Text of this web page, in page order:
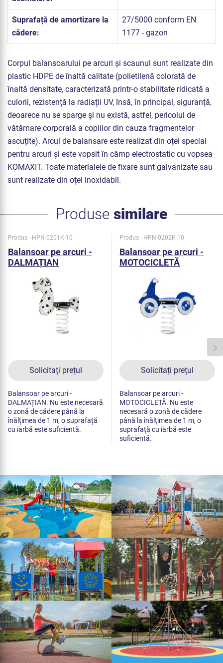
Suprafață de amortizare la
cădere:
27/5000 conform EN
1177 - gazon
Corpul balansoarului pe arcuri și scaunul sunt realizate din
plastic HDPE de înaltă calitate (polietilenă colorată de
înaltă densitate, caracterizată printr-o stabilitate ridicată a
culorii, rezistență la radiații UV, însă, în principal, siguranță,
deoarece nu se sparge și nu există, astfel, pericolul de
vătămare corporală a copiilor din cauza fragmentelor
ascuțite). Arcul de balansare este realizat din oțel special
pentru arcuri și este vopsit în câmp electrostatic cu vopsea
KOMAXIT. Toate materialele de fixare sunt galvanizate sau
sunt realizate din oțel inoxidabil.
Produse similare
Produs - HPN-0201K-10
Balansoar pe arcuri -
DALMAȚIAN
Solicitați prețul
Balansoar pe arcuri -
DALMAȚIAN. Nu este necesară
o zonă de cădere până la
înălțimea de 1 m, o suprafață
cu iarbă este suficientă.
Produs - HPN-0202K-10
Balansoar pe arcuri -
MOTOCICLETĂ
Solicitați prețul
Balansoar pe arcuri -
MOTOCICLETĂ. Nu este
necesară o zonă de cădere
până la înălțimea de 1 m, o
suprafață cu iarbă este
suficientă.